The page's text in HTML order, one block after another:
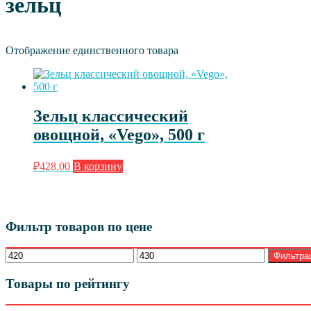
зельц
Отображение единственного товара
Зельц классический
овощной, «Vego», 500 г
₽428.00 В корзину
Фильтр товаров по цене
Минимальная
цена
Максимальная
цена
Товары по рейтингу